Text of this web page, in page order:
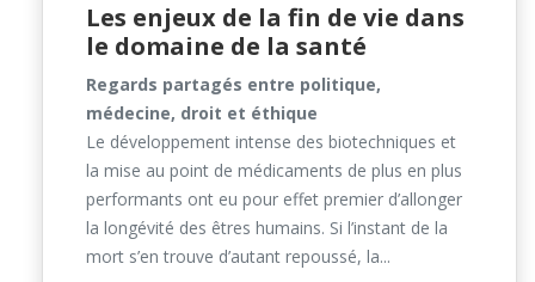
Les enjeux de la fin de vie dans
le domaine de la santé
Regards partagés entre politique,
médecine, droit et éthique
Le développement intense des biotechniques et
la mise au point de médicaments de plus en plus
performants ont eu pour effet premier d’allonger
la longévité des êtres humains. Si l’instant de la
mort s’en trouve d’autant repoussé, la...